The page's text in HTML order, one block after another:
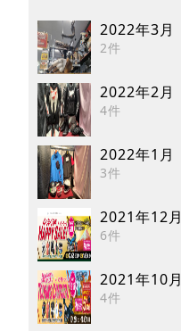
2022年3月
2件
2022年2月
4件
2022年1月
3件
2021年12月
6件
2021年10月
4件